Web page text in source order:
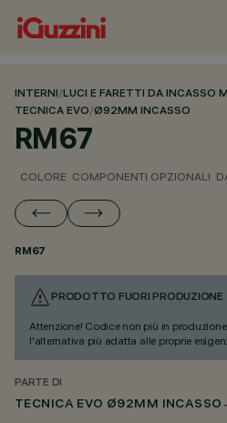
INTERNI/LUCI E FARETTI DA INCASSO
TECNICA EVO/Ø92MM INCASSO
RM67
COLORE COMPONENTI OPZIONALI
RM67
PRODOTTO FUORI PRODUZIONE
Attenzione! Codice non più in
l'alternativa più adatta alle proprie
PARTE DI
TECNICA EVO Ø92MM INCASSO